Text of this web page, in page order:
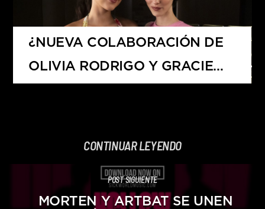
¿NUEVA COLABORACIÓN DE
OLIVIA RODRIGO Y GRACIE
CONTINUAR LEYENDO
POST SIGUIENTE
MORTEN Y ARTBAT SE UNEN